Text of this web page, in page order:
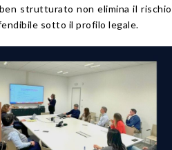
strutturato non elimina il rischio
sotto il profilo legale.